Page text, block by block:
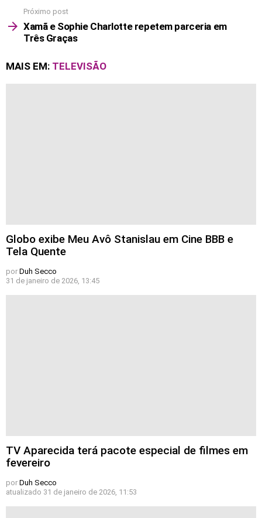
Próximo post
Xamã e Sophie Charlotte repetem parceria em
Três Graças
MAIS EM: TELEVISÃO
Globo exibe Meu Avô Stanislau em Cine BBB e
Tela Quente
por Duh Secco
31 de janeiro de 2026, 13:45
TV Aparecida terá pacote especial de filmes em
fevereiro
por Duh Secco
atualizado 31 de janeiro de 2026, 11:53